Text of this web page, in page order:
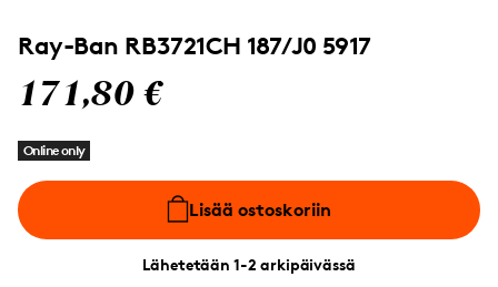
Ray-Ban RB3721CH 187/J0 5917
171,80 €
Online only
Lisää ostoskoriin
Lähetetään 1-2 arkipäivässä